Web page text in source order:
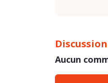
Discussion
Aucun